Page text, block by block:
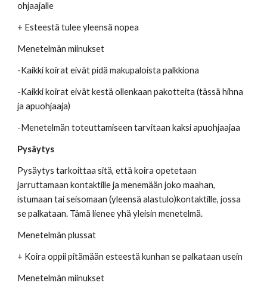
ohjaajalle
+ Esteestä tulee yleensä nopea
Menetelmän miinukset
-Kaikki koirat eivät pidä makupaloista palkkiona
-Kaikki koirat eivät kestä ollenkaan pakotteita (tässä hihna
ja apuohjaaja)
-Menetelmän toteuttamiseen tarvitaan kaksi apuohjaajaa
Pysäytys
Pysäytys tarkoittaa sitä, että koira opetetaan
jarruttamaan kontaktille ja menemään joko maahan,
istumaan tai seisomaan (yleensä alastulo)kontaktille, jossa
se palkataan. Tämä lienee yhä yleisin menetelmä.
Menetelmän plussat
+ Koira oppii pitämään esteestä kunhan se palkataan usein
Menetelmän miinukset